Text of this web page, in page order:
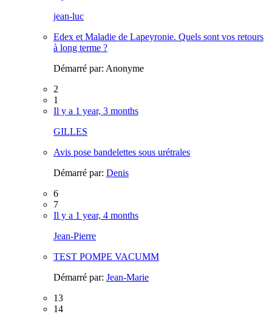
jean-luc
Edex et Maladie de Lapeyronie. Quels sont vos retours
à long terme ?
Démarré par: Anonyme
2
1
Il y a 1 year, 3 months
GILLES
Avis pose bandelettes sous urétrales
Démarré par: Denis
6
7
Il y a 1 year, 4 months
Jean-Pierre
TEST POMPE VACUMM
Démarré par: Jean-Marie
13
14